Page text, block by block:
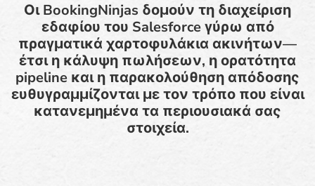
Οι BookingNinjas δομούν τη διαχείριση
εδαφίου του Salesforce γύρω από
πραγματικά χαρτοφυλάκια ακινήτων—
έτσι η κάλυψη πωλήσεων, η ορατότητα
pipeline και η παρακολούθηση απόδοσης
ευθυγραμμίζονται με τον τρόπο που είναι
κατανεμημένα τα περιουσιακά σας
στοιχεία.